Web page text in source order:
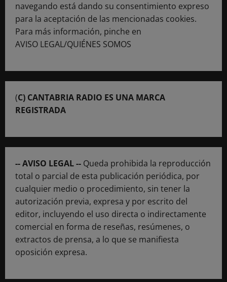
navegando está dando su consentimiento expreso
para la aceptación de las mencionadas cookies.
Para más información, pinche en
AVISO LEGAL/QUIÉNES SOMOS
(C) CANTABRIA RADIO ES UNA MARCA
REGISTRADA
-- AVISO LEGAL -- Queda prohibida la reproducción
total o parcial de esta publicación periódica, por
cualquier medio o procedimiento, sin tener la
autorización previa, expresa y por escrito del
editor, incluyendo el uso directa o indirectamente
comercial en forma de reseñas, resúmenes, o
extractos de prensa, a lo que se manifiesta
oposición expresa.